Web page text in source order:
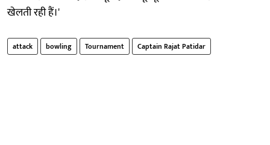
खेलती रही हैं।'
attack bowling Tournament Captain Rajat Patidar